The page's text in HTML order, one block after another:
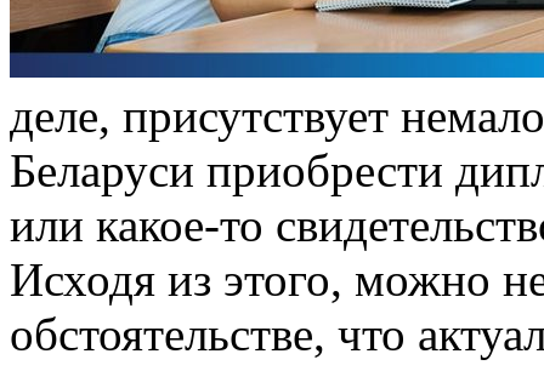
дeлe, присутствует
Беларуси приобрести
или какое-то
Исходя из этого, можно
обстоятельстве, что